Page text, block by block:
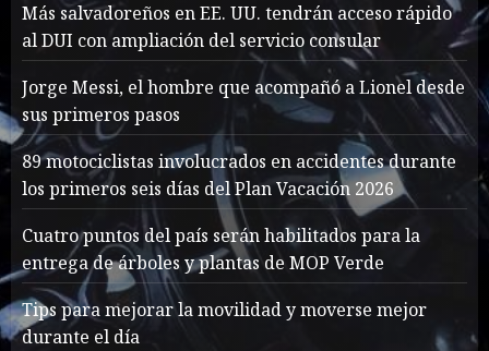
1
Más salvadoreños en EE.
UU. tendrán acceso rápido
al DUI con ampliación del
servicio consular
AGOSTO 9, 2026 35
2
Searching for the
forgotten heroes of World
War Two
MAYO 14, 2024 867
Más salvadoreños en EE. UU. tendrán acceso rápido
al DUI con ampliación del servicio consular
Jorge Messi, el hombre que acompañó a Lionel desde
sus primeros pasos
89 motociclistas involucrados en accidentes durante
los primeros seis días del Plan Vacación 2026
Cuatro puntos del país serán habilitados para la
entrega de árboles y plantas de MOP Verde
Tips para mejorar la movilidad y moverse mejor
durante el día